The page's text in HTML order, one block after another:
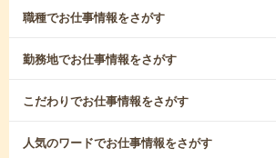
職種でお仕事情報をさがす
勤務地でお仕事情報をさがす
こだわりでお仕事情報をさがす
人気のワードでお仕事情報をさがす